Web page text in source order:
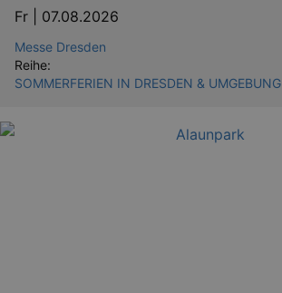
Fr | 07.08.2026
Messe Dresden
Reihe:
SOMMERFERIEN IN DRESDEN & UMGEBUNG